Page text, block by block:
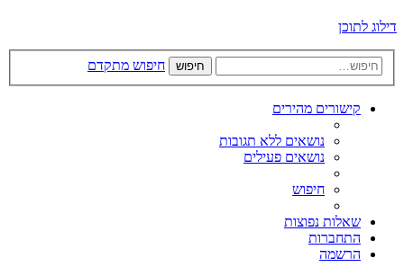
דילוג לתוכן
חיפוש חיפוש מתקדם
קישורים מהירים
נושאים ללא תגובות
נושאים פעילים
חיפוש
שאלות נפוצות
התחברות
הרשמה